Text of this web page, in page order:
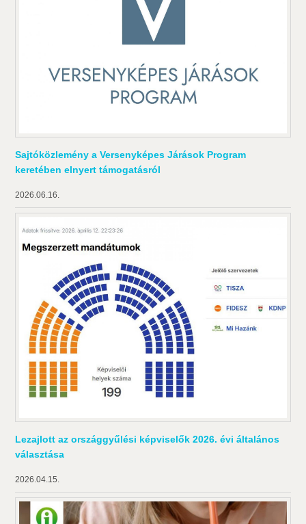
Sajtóközlemény a Versenyképes Járások Program
keretében elnyert támogatásról
2026.06.16.
Lezajlott az országgyűlési képviselők 2026. évi általános
választása
2026.04.15.